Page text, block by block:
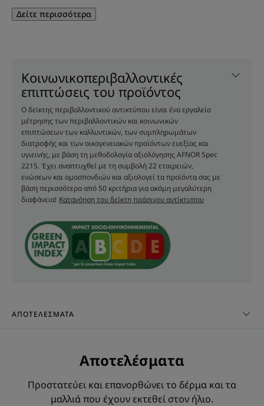
όλους τους τύπους δέρματος και διατίθεται σε SPF
30 και SPF 50.
Το Αντηλιακό Σπρέι SPF 30 με Monoï είναι εύκολο
στην εφαρμογή, αναζωογονεί, ενυδατώνει και λειαίνει
την επιδερμίδα με απαλό άρωμα βανίλιας. 1 στις 3
γυναίκες χρησιμοποιεί το σπρέι μας περισσότερο
από το συνηθισμένο προϊόν αντηλιακής φροντίδας*.
Οφέλη
• ΑΝΑΖΩΟΓΟΝΕΙ: με ελαφριά και γαλακτώδη υφή, το
φρεσκάδας στον ήλιο.
• ΠΡΟΣΤΑΤΕΥΕΙ: με τα μη οικοτοξικά δοκιμασμένα
φίλτρα με πολύ υψηλό δείκτη προστασίας SPF 30, η
επιδερμίδα προστατεύεται από μια αδιάβροχη,
και ενυδατώνει σε βάθος για να αποτρέψει την
ΥΦΉ ΠΕΡΙΒΆΛΛΟΝ
Δείτε περισσότερα
Κοινωνικοπεριβαλλοντικές
επιπτώσεις του προϊόντος
Ο δείκτης περιβαλλοντικού αντικτύπου είναι ένα εργαλείο
μέτρησης των περιβαλλοντικών και κοινωνικών
επιπτώσεων των καλλυντικών, των συμπληρωμάτων
διατροφής και των οικογενειακών προϊόντων ευεξίας και
υγιεινής, με βάση τη μεθοδολογία αξιολόγησης AFNOR Spec
2215. Έχει αναπτυχθεί με τη συμβολή 22 εταιρειών,
ενώσεων και ομοσπονδιών και αξιολογεί τα προϊόντα σας με
βάση περισσότερα από 50 κριτήρια για ακόμη μεγαλύτερη
διαφάνεια! Κατανόηση του δείκτη πράσινου αντίκτυπου
ΑΠΟΤΕΛΈΣΜΑΤΑ
Αποτελέσματα
Προστατεύει και επανορθώνει το δέρμα και τα
μαλλιά που έχουν εκτεθεί στον ήλιο.